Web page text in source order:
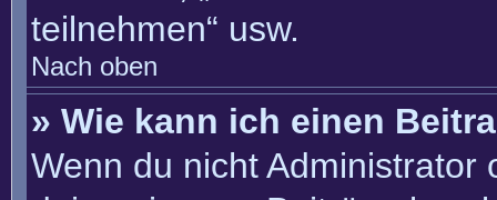
teilnehmen“ usw.
Nach oben
» Wie kann ich einen
Wenn du nicht